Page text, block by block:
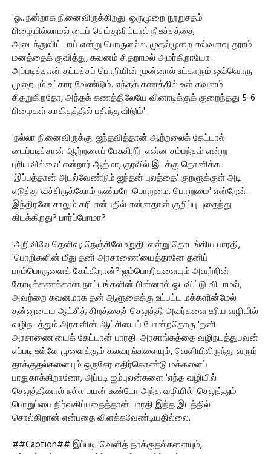
'ஓ...நன்றாக நினைவிருக்கிறது. ஒருமுறை நூறுசதம்
பிழையில்லாமல் டைப் செய்துவிட்டால் நீ உச்சத்தை
அடைந்துவிட்டாய் என்று பொருளல்ல. முதல்முறை எவ்வளவு தூரம்
மனத்தைக் குவித்து, கவனம் சிதறாமல் அமர்கிறாயோ
அப்படித்தான் தட்டச்சுப் பொறியின் முன்னால் உட்காரும் ஒவ்வொரு
முறையும் உட்கார வேண்டும். எந்தக் கணத்தில் உன் கவனம்
சிதறுகிறதோ, அந்தக் கணத்திலேயே வினாடிக்குக் குறைந்தது 5-6
பிழைகள் காகிதத்தில் பதிந்துவிடும்'.
'நல்லா நினைவிருக்கு. ஐந்தவித்தான் ஆற்றலைக் கேட்டால்
டைப்படிச்சான் ஆற்றலைப் பேசுகிறீர். என்ன சம்பந்தம் என்று
புரியவில்லை' என்றார் ஆத்மா, குரலில் இடக்கு தொனிக்க.
'இப்பத்தான் அடல்வேண்டும் ஐந்தன் புலத்தை' குறளுக்குள் அடி
எடுத்து வச்சிருக்கோம் நண்பரே. பொறுமை. பொறுமை' என்றேன்.
இந்திரனே சாலும் கரி என்பதில் என்னதான் குறிப்பு புதைந்து
கிடக்கிறது? பார்ப்போமா?
'அறிவிலே தெளிவு; நெஞ்சிலே உறுதி' என்று தொடங்கிய பாரதி,
'பொறிகளின் மீது தனி அரசாணை'யைத்தானே தனிப்
பரம்பொருளைக் கேட்கிறான்? ஐம்பொறிகளையும் அவற்றின்
கோடிக்கணக்கான நாட்டங்களின் பின்னால் ஓடவிட்டு விடாமல்,
அவற்றை கவனமாக தன் ஆளுகைக்கு உட்பட்ட மக்களின்மேல்
தன்னுடைய ஆட்சித் திறத்தைச் செலுத்தி அவர்களை உரிய வழியில்
வழிநடத்தும் அரசனின் ஆட்சியைப் போன்றதொரு 'தனி
அரசாணை'யைக் கேட்டான் பாரதி. அரசாங்கத்தை வழிநடத்துபவன்
எப்படி உள்ளே முளைக்கும் கலவரங்களையும், வெளியிலிருந்து வரும்
தாக்குதல்களையும் ஒருசேர எதிர்கொண்டு மக்களைப்
பாதுகாக்கிறானோ, அப்படி ஐம்புலன்களை 'எந்த வழியில்
செலுத்தினால் நல்ல பயன் உண்டோ அந்த வழியில்' செலுத்தும்
பொறுப்பை நிர்வகிப்பதைத்தான் பாரதி இந்த இடத்தில்
சொல்கிறான் என்பதை விளக்கவேண்டியதில்லை.
##Caption## இப்படி 'வெளித் தாக்குதல்களையும்,